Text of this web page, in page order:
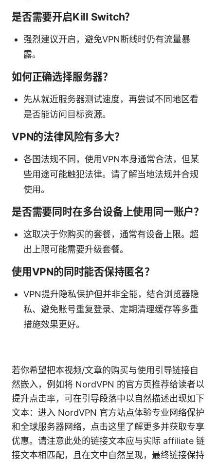
是否需要开启Kill Switch？
强烈建议开启，避免VPN断线时仍有流量暴
露。
如何正确选择服务器？
先从就近服务器测试速度，再尝试不同地区看
是否能访问目标资源。
VPN的法律风险有多大？
各国法规不同，使用VPN本身通常合法，但某
些用途可能触犯法律。请了解当地法规并合规
使用。
是否需要同时在多台设备上使用同一账户？
这取决于你购买的套餐，通常有设备上限。超
出上限可能需要升级套餐。
使用VPN的同时能否保持匿名？
VPN提升隐私保护但并非全能，结合浏览器隐
私、避免账号重复登录、定期清理缓存等多重
措施效果更好。
若你希望把本视频/文章的购买与使用引导链接自
然嵌入，例如将 NordVPN 的官方页推荐给读者以
提升点击率，可在引导段落中以自然描述出现如下
文本：进入 NordVPN 官方站点体验专业网络保护
和全球服务器网络，点击这里了解更多并获取专享
优惠。请注意此处的链接文本应与实际 affiliate 链
接文本相匹配，且在文中自然呈现，最终链接保持